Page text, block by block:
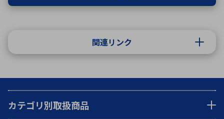
関連リンク
カテゴリ別取扱商品